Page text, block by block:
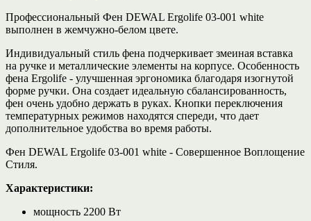
Профессиональный Фен DEWAL Ergolife 03-001 white
выполнен в жемчужно-белом цвете.
Индивидуальный стиль фена подчеркивает змеиная вставка
на ручке и металлические элементы на корпусе. Особенность
фена Ergolife - улучшенная эргономика благодаря изогнутой
форме ручки. Она создает идеальную сбалансированность,
фен очень удобно держать в руках. Кнопки переключения
температурных режимов находятся спереди, что дает
дополнительное удобства во время работы.
Фен DEWAL Ergolife 03-001 white - Совершенное Воплощение
Стиля.
Характеристики:
мощность 2200 Вт